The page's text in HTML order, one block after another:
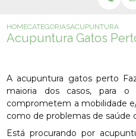
HOMECATEGORIASACUPUNTURA
Acupuntura Gatos
A acupuntura gatos perto
maioria dos casos, para
comprometem a mobilidade
como de problemas de saúde
Está procurando por